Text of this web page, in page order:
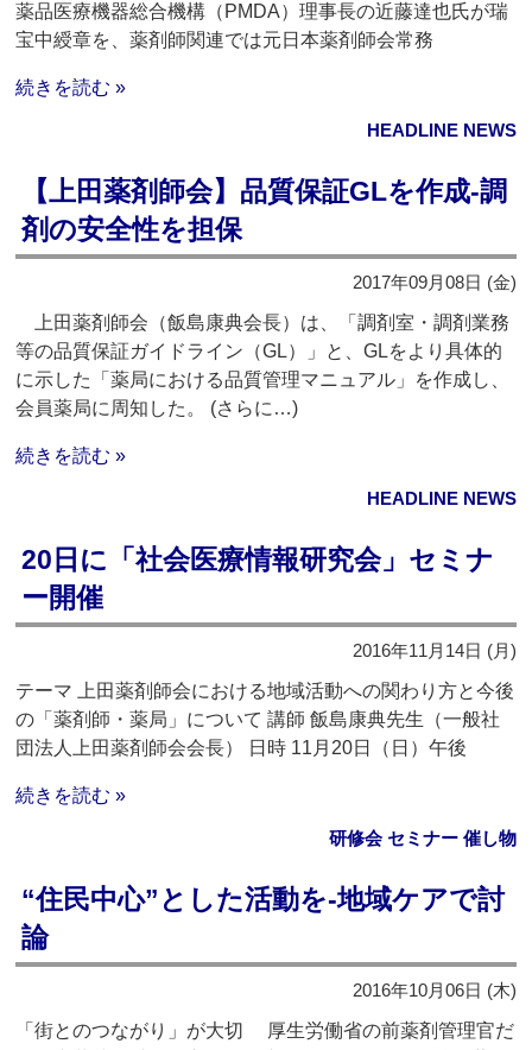
薬品医療機器総合機構（PMDA）理事長の近藤達也氏が瑞
宝中綬章を、薬剤師関連では元日本薬剤師会常務
続きを読む »
HEADLINE NEWS
【上田薬剤師会】品質保証GLを作成‐調
剤の安全性を担保
2017年09月08日 (金)
上田薬剤師会（飯島康典会長）は、「調剤室・調剤業務
等の品質保証ガイドライン（GL）」と、GLをより具体的
に示した「薬局における品質管理マニュアル」を作成し、
会員薬局に周知した。 (さらに…)
続きを読む »
HEADLINE NEWS
20日に「社会医療情報研究会」セミナ
ー開催
2016年11月14日 (月)
テーマ 上田薬剤師会における地域活動への関わり方と今後
の「薬剤師・薬局」について 講師 飯島康典先生（一般社
団法人上田薬剤師会会長） 日時 11月20日（日）午後
続きを読む »
研修会 セミナー 催し物
“住民中心”とした活動を‐地域ケアで討
論
2016年10月06日 (木)
「街とのつながり」が大切 厚生労働省の前薬剤管理官だ